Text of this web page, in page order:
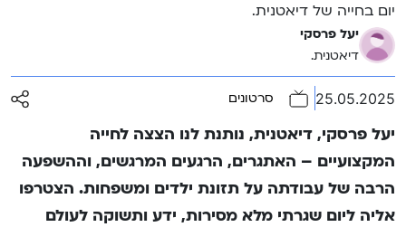
יום בחייה של דיאטנית.
יעל פרסקי
דיאטנית.
25.05.2025 סרטונים
יעל פרסקי, דיאטנית, נותנת לנו הצצה לחייה
המקצועיים – האתגרים, הרגעים המרגשים, וההשפעה
הרבה של עבודתה על תזונת ילדים ומשפחות. הצטרפו
אליה ליום שגרתי מלא מסירות, ידע ותשוקה לעולם